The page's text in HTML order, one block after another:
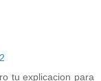
tu explicacion para